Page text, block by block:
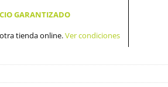
GARANTIZADO
tienda online.Ver condiciones